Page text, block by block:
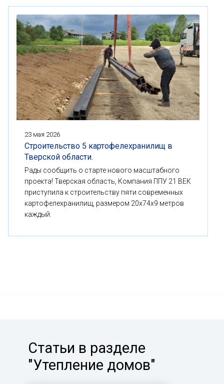
23 мая 2026
Строительство 5 картофелехранилищ в
Тверской области.
Рады сообщить о старте нового масштабного
проекта! Тверская область, Компания ППУ 21 ВЕК
приступила к строительству пяти современных
картофелехранилищ, размером 20x74x9 метров
каждый.
Статьи в разделе
"Утепление домов"